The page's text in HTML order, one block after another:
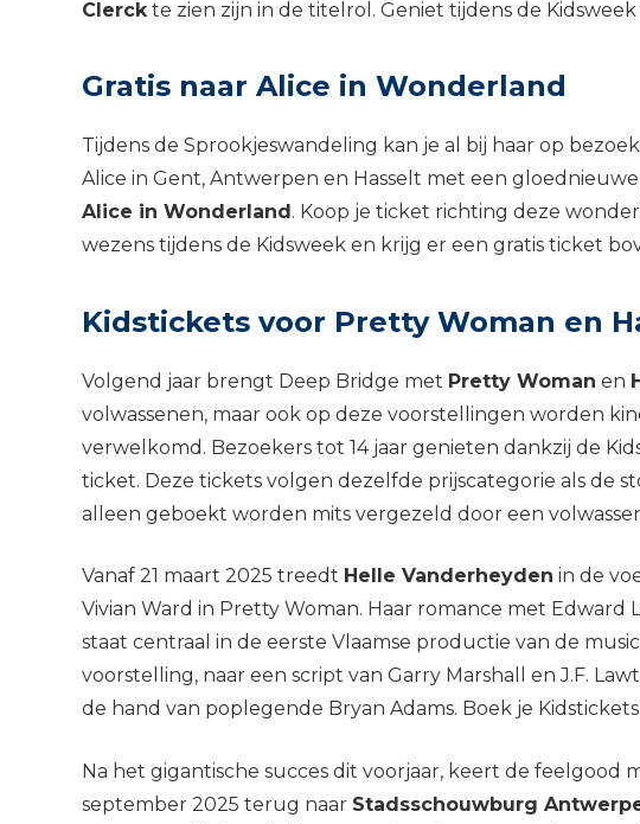
Clerckte zien zijn in de titelrol. Geniet tijdens de
Gratis naar Alice in Wonderland
Tijdens de Sprookjeswandeling kan je al bij haar op
Alice in Gent, Antwerpen en Hasselt met een
Alice in Wonderland . Koop je ticket richting deze
wezens tijdens de Kidsweek en krijg er een gratis ticket
Kidstickets voor Pretty Woman en
Volgend jaar brengt Deep Bridge met Pretty Woman en
volwassenen, maar ook op deze voorstellingen worden
verwelkomd. Bezoekers tot 14 jaar genieten dankzij de
ticket. Deze tickets volgen dezelfde prijscategorie als de
alleen geboekt worden mits vergezeld door een
Vanaf 21 maart 2025 treedt Helle Vanderheyden in de
Vivian Ward in Pretty Woman. Haar romance met Edward
staat centraal in de eerste Vlaamse productie van de
voorstelling, naar een script van Garry Marshall en J.F.
de hand van poplegende Bryan Adams. Boek je
Na het gigantische succes dit voorjaar, keert de feelgood
september 2025 terug naar Stadsschouwburg